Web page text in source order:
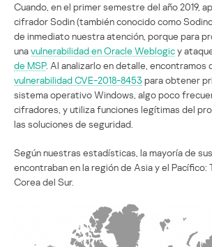
Cuando, en el primer semestre del año 2019,
cifrador Sodin (también conocido como
de inmediato nuestra atención, porque para
unavulnerabilidad en Oracle Weblogicy
de MSP. Al analizarlo en detalle, encontramos
vulnerabilidadCVE-2018-8453 para obtener
sistema operativo Windows, algo poco
cifradores, y utiliza funciones legítimas del
las soluciones de seguridad.
Según nuestras estadísticas, la mayoría de
encontraban en la región de Asia y el Pacífico:
Corea del Sur.